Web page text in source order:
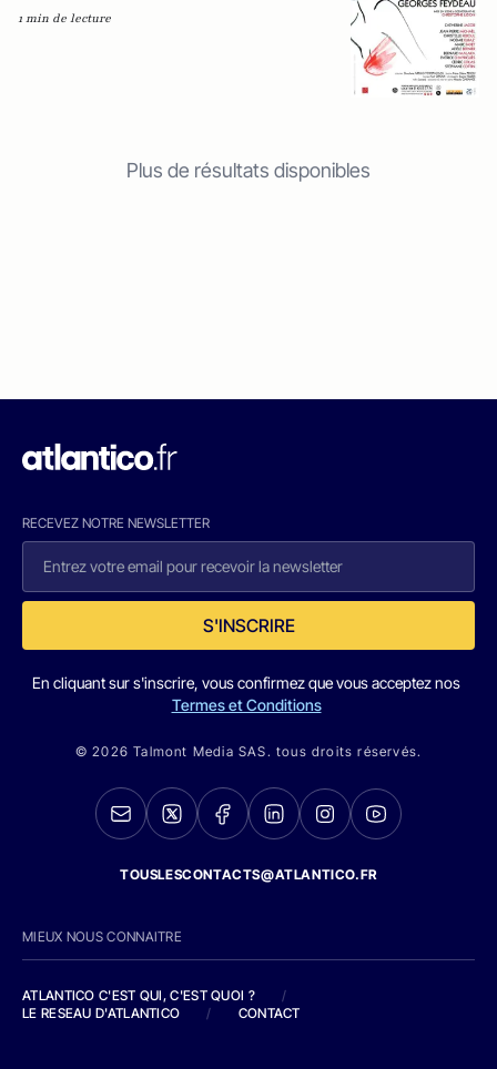
1 min de lecture
Plus de résultats disponibles
RECEVEZ NOTRE NEWSLETTER
S'INSCRIRE
En cliquant sur s'inscrire, vous confirmez que vous acceptez nos
Termes et Conditions
© 2026 Talmont Media SAS. tous droits réservés.
TOUSLESCONTACTS@ATLANTICO.FR
MIEUX NOUS CONNAITRE
ATLANTICO C'EST QUI, C'EST QUOI ?
/
LE RESEAU D'ATLANTICO
/ CONTACT